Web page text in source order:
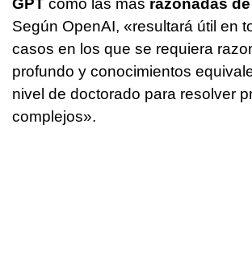
GPT como las más razonadas
Según OpenAI, «resultará útil en
casos en los que se requiera
profundo y conocimientos
nivel de doctorado para resolver
complejos».